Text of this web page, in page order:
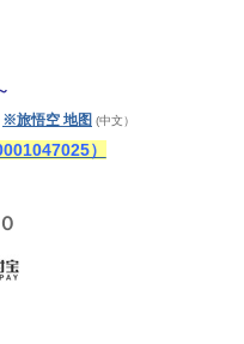
※旅悟空 地图 (中文）
）